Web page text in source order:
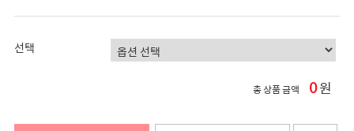
선택
총 상품 금액 0원